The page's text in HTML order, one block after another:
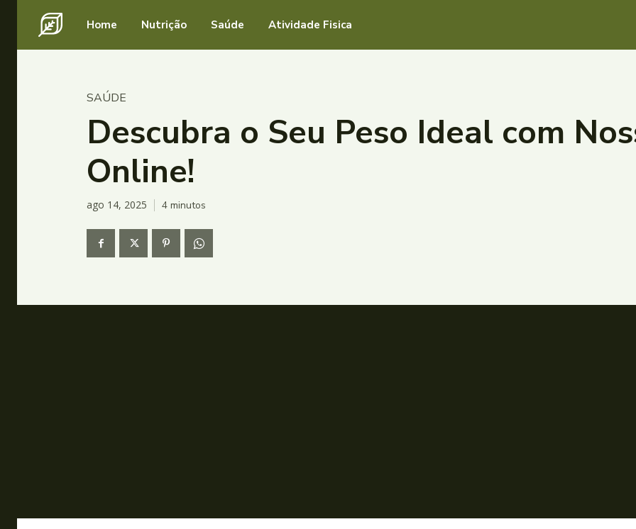
Home Nutrição Saúde Atividade Fisica
SAÚDE
Descubra o Seu Peso Ideal com
Online!
ago 14, 2025 4 minutos